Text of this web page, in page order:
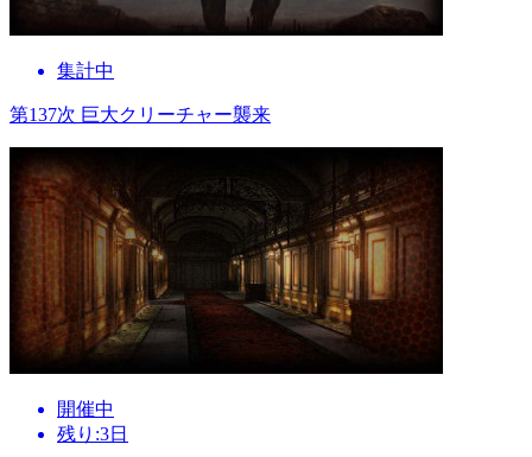
集計中
第137次 巨大クリーチャー襲来
開催中
残り:3日